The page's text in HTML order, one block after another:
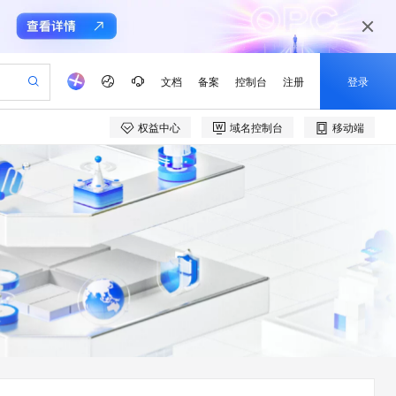
文档 备案 控制台 注册 登录
权益中心 域名控制台 移动端
平台百炼
的大模型服务与应用开发平台
频生成
1.1-T2V
语音识别与合成
Qwen3-TTS-Flash
可伸缩的云计算服务
入的云上超级电脑
产品动态
Qwen3.8-Max 模型上线
持视频检索 Pipeline 功能
应用身份服务 (IDaaS)
OpenClaw 管理能力上线
造专属 AI 语音助手
Qwen-Audio-3.0-Realtime 端到端实时语音角色扮演
V4-Pro
V4-Pro
专属 QwenPaw HOT
从聊天伙伴进化为能主动干活的本地数字员工
一句话生成原生可编辑精美 PPT 文稿
输入一句话想法, 轻松生成专业的 PPT
一键部署幻兽帕鲁游戏服务器
一键购买专属联机服务器，轻松开启游戏
漫剧工坊：一站式动画创作平台
快速生产连贯的高质量长漫剧
10 分钟搭建微信、支付宝小程序
启高性价比 AI 编程新体验
创作，一键激活电商全链路生产力
成，高效打造优质广告素材
AI 活动
AI 生产力先锋
先锋实践拓展 AI 生产力的边界
飞天发布时刻
所见，即是所愿
AI 实训营
从基础到进阶，Agent 创客手把手教你
一站式生成采购清单，支持单品或批量购买
阿里云 OPC 创新助力计划
至高可申请百万元
专业服务
域名
商标
备案
公司注册
上云迁移
代维服务
品伙伴计划（繁花）
服务伙伴合作计划
Al MaaS 服务伙伴赋能合作
伙伴信用分合作计划
更多支持
合作伙伴培训与认证
查询合作伙伴
开发者社区
博文
问答
电子书
镜像站
会
大会
加入我们
Careers
社会招聘
校园招聘